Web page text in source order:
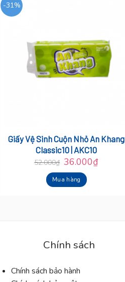
-31%
Giấy Vệ Sinh Cuộn Nhỏ An Khang
Classic10 | AKC10
52.000₫ 36.000₫
Mua hàng
Chính sách
Chính sách bảo hành